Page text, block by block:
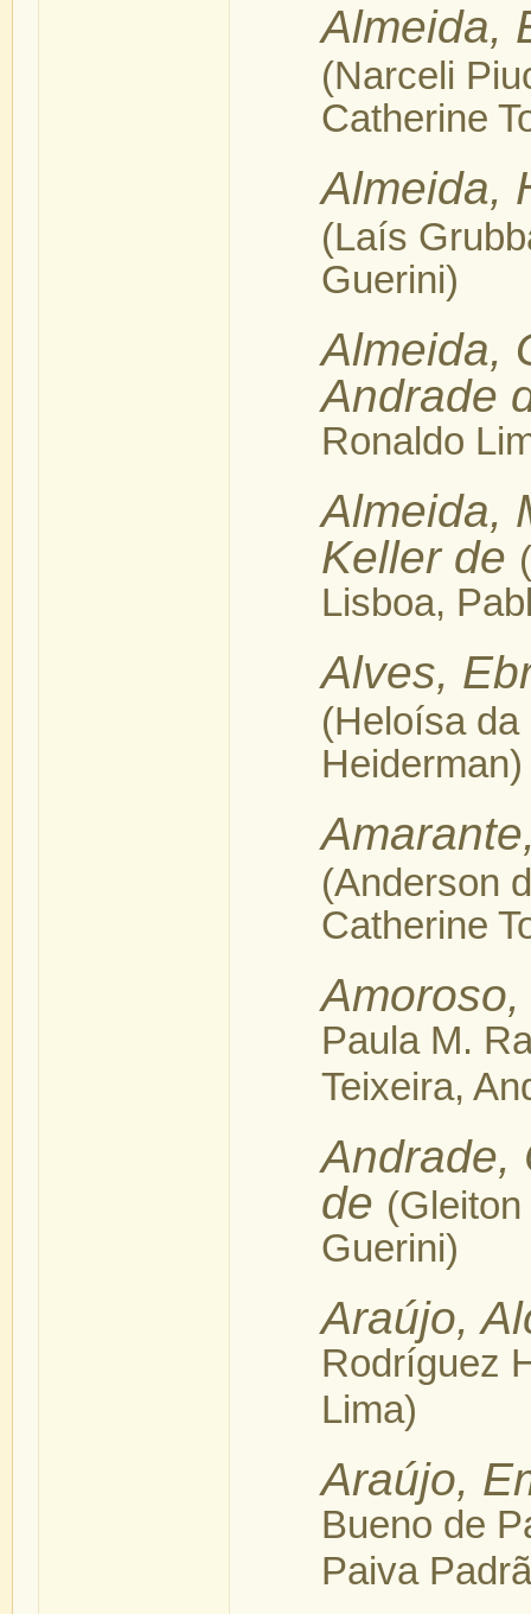
Almeida,
(Narceli
Catherine
Almeida,
(Laís
Guerini)
Almeida,
Andrade
Ronaldo
Almeida,
Keller de
Lisboa,
Alves,
(Heloísa
Heiderman)
(Anderson
Catherine
Paula M.
Teixeira,
Andrade,
de
Guerini)
Araújo,
Rodríguez
Lima)
Araújo,
Bueno de
Paiva